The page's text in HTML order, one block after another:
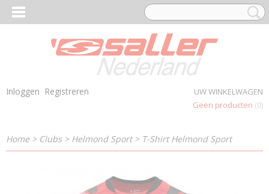
Inloggen Registreren
UW WINKELWAGEN
Geen producten (0)
Home> Clubs > Helmond Sport> T-Shirt Helmond Sport